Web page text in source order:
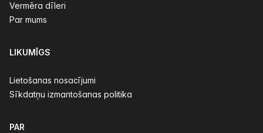
Vermēra dīleri
Par mums
LIKUMĪGS
Lietošanas nosacījumi
Sīkdatņu izmantošanas politika
PAR